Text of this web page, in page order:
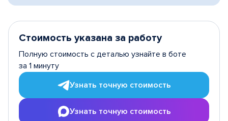
Стоимость указана за работу
Полную стоимость с деталью узнайте в боте
за 1 минуту
Узнать точную стоимость
Узнать точную стоимость